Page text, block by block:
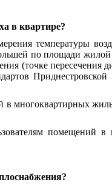
в квартире?
температуры
по площади жилой
(точке пересечения
в многоквартирных
помещений